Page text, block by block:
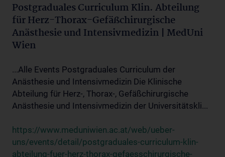
Postgraduales Curriculum Klin. Abteilung
für Herz-Thorax-Gefäßchirurgische
Anästhesie und Intensivmedizin | MedUni
Wien
...Alle Events Postgraduales Curriculum der
Anästhesie und Intensivmedizin Die Klinische
Abteilung für Herz-, Thorax-, Gefäßchirurgische
Anästhesie und Intensivmedizin der Universitätskli...
https://www.meduniwien.ac.at/web/ueber-
uns/events/detail/postgraduales-curriculum-klin-
abteilung-fuer-herz-thorax-gefaesschirurgische-